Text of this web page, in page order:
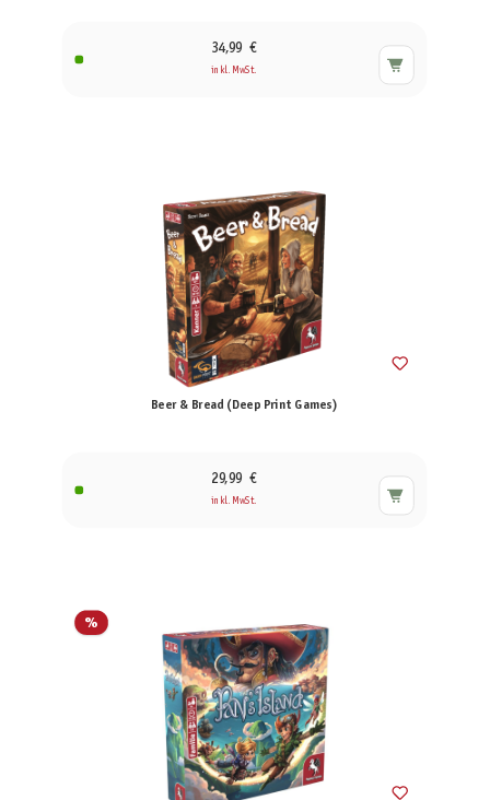
34,99 €
inkl. MwSt.
Beer & Bread (Deep Print Games)
29,99 €
inkl. MwSt.
%